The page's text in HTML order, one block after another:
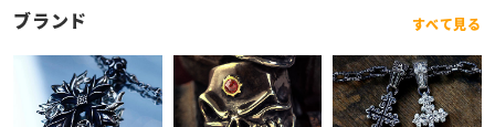
ブランド すべて見る